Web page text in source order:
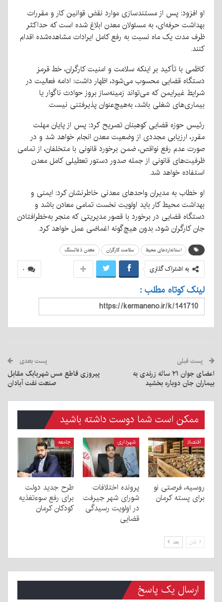
او افزود: پس از مستندسازی موارد نقض قوانین کار و مقررات
بهداشت حرفه‌ای، به مسئولان معدن ابلاغ شده است که حداکثر
ظرف مدت یک ماه نسبت به رفع کامل ایرادات مشاهده‌شده اقدام
کنند.
کاظمی با تأکید بر اینکه سلامت و امنیت کارگران، خط قرمز
دستگاه قضایی محسوب می‌شود، اظهار داشت: ادامه فعالیت در
شرایط غیرایمن که می‌تواند زمینه‌ساز بروز حوادث ناگوار یا
بیماری‌های شغلی باشد، به‌هیچ‌عنوان پذیرفتنی نیست.
رئیس حوزه قضایی کوهبنان تصریح کرد: پس از پایان مهلت
مقرر، ارزیابی مجددی از وضعیت معدن انجام خواهد شد و در
صورت عدم رفع نواقص، ضمن برخورد قانونی با متخلفان، از تمامی
ظرفیت‌های قانونی از جمله صدور دستور تعطیلی کامل معدن
استفاده خواهد شد.
او خطاب به مدیران واحدهای معدنی خاطرنشان کرد: ایمنی و
بهداشت محیط کار باید اولویت نخست تمامی معادن باشد و
دستگاه قضایی در برخورد با قصور مدیریتی که منجر به‌خطرافتادن
جان کارگران شود، بدون هیچ‌گونه اغماضی عمل خواهد کرد.
استانداردهای محیط سلامت کارگران معدن ذغالسنگ
۰ به اشتراک گذاری
لینک کوتاه مطلب :
پست قبلی
اعضای جوان ۲۱ ساله زرندی به
بیماران جان دوباره بخشید
پست بعدی
پیروزی قاطع مس شهربابک مقابل
صنعت نفت آبادان
ممکن است شما دوست داشته باشید
اقتصاد
روسیه، فرصتی نو
برای پسته کرمان
شهرداری
پرونده اختلافات
شورای شهر جیرفت
در اولویت رسیدگی
قضایی
جامعه
طرح جدید دولت
برای رفع سوءتغذیه
کودکان کرمان
قبل بعد
ارسال یک پاسخ